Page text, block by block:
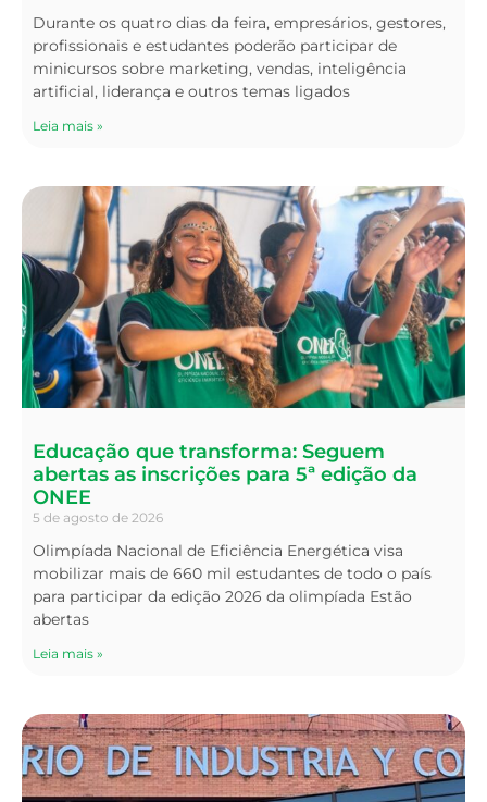
Durante os quatro dias da feira, empresários, gestores,
profissionais e estudantes poderão participar de
minicursos sobre marketing, vendas, inteligência
artificial, liderança e outros temas ligados
Leia mais »
Educação que transforma: Seguem
abertas as inscrições para 5ª edição da
ONEE
5 de agosto de 2026
Olimpíada Nacional de Eficiência Energética visa
mobilizar mais de 660 mil estudantes de todo o país
para participar da edição 2026 da olimpíada Estão
abertas
Leia mais »